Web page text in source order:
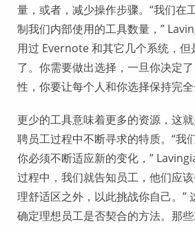
量，或者，减少操作步骤。“我们在
制我们内部使用的工具数量，”
用过 Evernote 和其它几个系统，但
了。你需要做出选择，一旦你决定
性，你要让每个人和你选择保持完
更少的工具意味着更多的资源，这
聘员工过程中不断寻求的特质。“我
你必须不断适应新的变化，”
过程中，我们就告知员工，他们应
理舒适区之外，以此挑战你自己。”
确定理想员工是否契合的方法。那